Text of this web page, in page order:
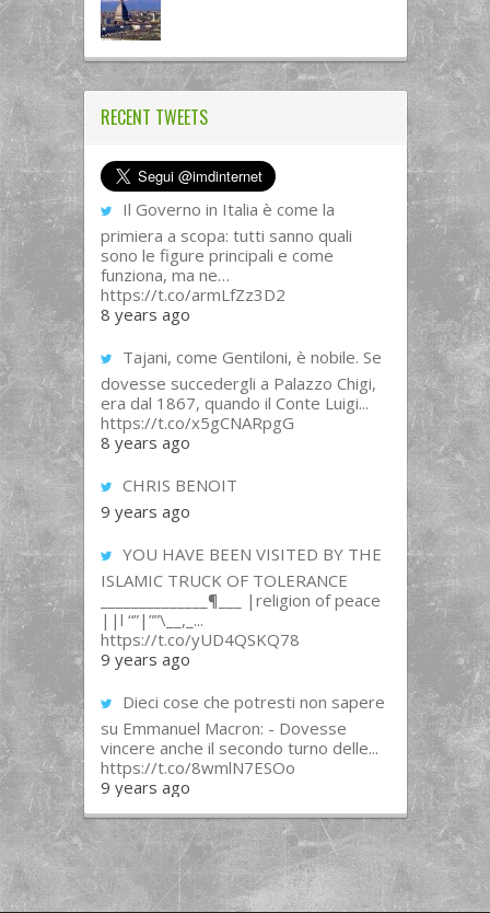
RECENT TWEETS
Il Governo in Italia è come la
primiera a scopa: tutti sanno quali
sono le figure principali e come
funziona, ma ne…
https://t.co/armLfZz3D2
8 years ago
Tajani, come Gentiloni, è nobile. Se
dovesse succedergli a Palazzo Chigi,
era dal 1867, quando il Conte Luigi...
https://t.co/x5gCNARpgG
8 years ago
CHRIS BENOIT
9 years ago
YOU HAVE BEEN VISITED BY THE
ISLAMIC TRUCK OF TOLERANCE
______________¶___ |religion of peace
||l “”|””\__,_...
https://t.co/yUD4QSKQ78
9 years ago
Dieci cose che potresti non sapere
su Emmanuel Macron: - Dovesse
vincere anche il secondo turno delle...
https://t.co/8wmlN7ESOo
9 years ago